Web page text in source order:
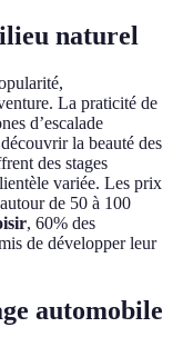
naturel
La praticité de
d’escalade
la beauté des
des stages
variée. Les prix
de 50 à 100
, 60% des
de développer leur
automobile